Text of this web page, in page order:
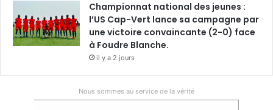
Championnat national des jeunes :
l’US Cap-Vert lance sa campagne par
une victoire convaincante (2-0) face
à Foudre Blanche.
il y a 2 jours
Nous sommes au service de la vérité